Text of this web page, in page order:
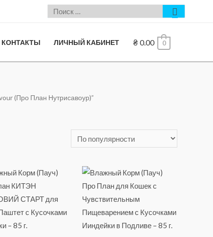
КОНТАКТЫ ЛИЧНЫЙ КАБИНЕТ ₴ 0.00 0
(Про План Нутрисавоур)”